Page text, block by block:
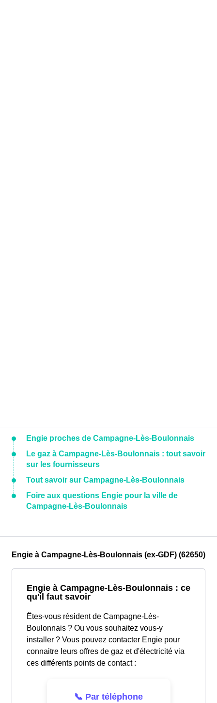
Engie proches de Campagne-Lès-Boulonnais
Le gaz à Campagne-Lès-Boulonnais : tout savoir
sur les fournisseurs
Tout savoir sur Campagne-Lès-Boulonnais
Foire aux questions Engie pour la ville de
Campagne-Lès-Boulonnais
Engie à Campagne-Lès-Boulonnais (ex-GDF) (62650)
Engie à Campagne-Lès-Boulonnais : ce
qu'il faut savoir
Êtes-vous résident de Campagne-Lès-
Boulonnais ? Ou vous souhaitez vous-y
installer ? Vous pouvez contacter Engie pour
connaitre leurs offres de gaz et d'électricité via
ces différents points de contact :
📞 Par téléphone